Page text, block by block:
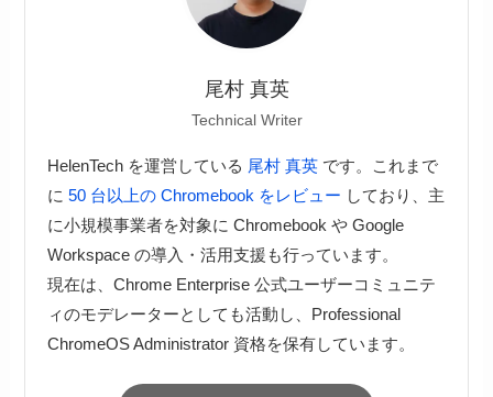
尾村 真英
Technical Writer
HelenTech を運営している 尾村 真英です。これまで
に 50 台以上の Chromebook をレビュー しており、主
に小規模事業者を対象に Chromebook や Google
Workspace の導入・活用支援も行っています。
現在は、Chrome Enterprise 公式ユーザーコミュニテ
ィのモデレーターとしても活動し、Professional
ChromeOS Administrator 資格を保有しています。